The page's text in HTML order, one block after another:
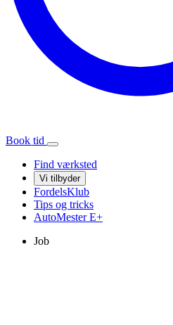
Book tid
Find værksted
Vi tilbyder
FordelsKlub
Tips og tricks
AutoMesterE+
Job